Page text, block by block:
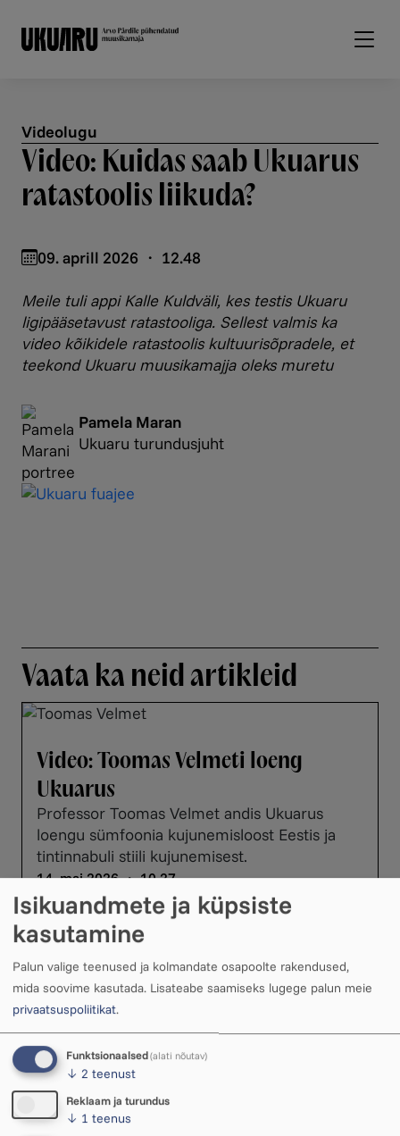
Videolugu
Video: Kuidas saab Ukuarus
ratastoolis liikuda?
09. aprill 2026 ・ 12.48
Meile tuli appi Kalle Kuldväli, kes testis Ukuaru
ligipääsetavust ratastooliga. Sellest valmis ka
video kõikidele ratastoolis kultuurisõpradele, et
teekond Ukuaru muusikamajja oleks muretu
Pamela Maran
Ukuaru turundusjuht
Vaata ka neid artikleid
Video: Toomas Velmeti loeng
Ukuarus
Professor Toomas Velmet andis Ukuarus
loengu sümfoonia kujunemisloost Eestis ja
tintinnabuli stiili kujunemisest.
14. mai 2026 ・ 10.27
Video: Kadri Voorand - Isale
Kadri Voorand lõi eile Ukuarus muusikalise
silla teispoolsusega, kus kuulajad võisid
ühenduda kallite inimestega tähtede taga.
01. mai 2026 ・ 21.57
Isikuandmete ja küpsiste
kasutamine
Palun valige teenused ja kolmandate osapoolte rakendused,
mida soovime kasutada. Lisateabe saamiseks lugege palun meie
privaatsuspoliitikat.
Funktsionaalsed(alati nõutav)
↓ 2 teenust
Reklaam ja turundus
↓ 1 teenus